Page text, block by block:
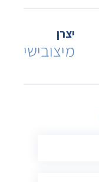
יצרן
מיצובישי